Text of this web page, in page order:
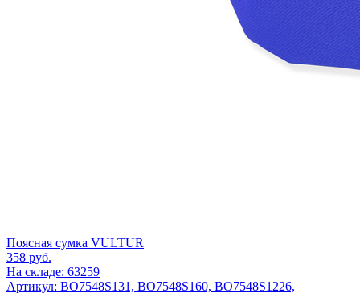
Поясная сумка VULTUR
358 руб.
На складе: 63259
Артикул: BO7548S131, BO7548S160, BO7548S1226,